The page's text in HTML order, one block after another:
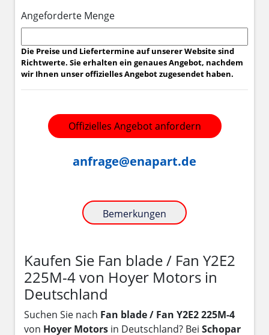
Angeforderte Menge
Die Preise und Liefertermine auf unserer Website sind
Richtwerte. Sie erhalten ein genaues Angebot, nachdem
wir Ihnen unser offizielles Angebot zugesendet haben.
Offizielles Angebot anfordern
anfrage@enapart.de
Bemerkungen
Kaufen Sie Fan blade / Fan Y2E2
225M-4 von Hoyer Motors in
Deutschland
Suchen Sie nach Fan blade / Fan Y2E2 225M-4
von Hoyer Motors in Deutschland? Bei Schopar